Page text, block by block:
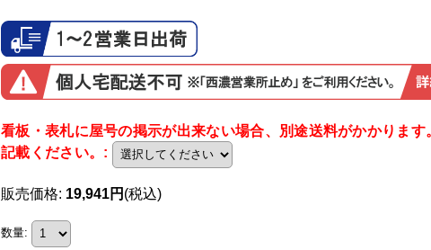
看板・表札に屋号の掲示が出来ない場合、別途送料がかかりま
記載ください。 :
販売価格: 19,941円 (税込)
数量: